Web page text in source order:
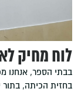
לוח מחיק
בבתי הספר, אנחנו
בחזית הכיתה, בתור